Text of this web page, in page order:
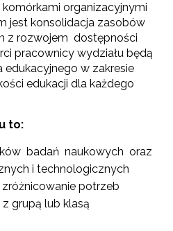
organizacyjnymi
jest konsolidacja zasobów
z rozwojem dostępności
pracownicy wydziału będą
edukacyjnego w zakresie
edukacji dla każdego
to:
badań naukowych oraz
i technologicznych
potrzeb
grupą lub klasą